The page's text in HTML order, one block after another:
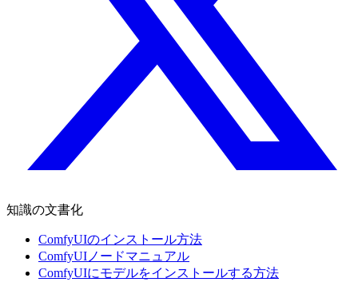
知識の文書化
ComfyUIのインストール方法
ComfyUIノードマニュアル
ComfyUIにモデルをインストールする方法